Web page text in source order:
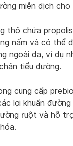
miễn dịch cho
thô chứa
nấm và có thể
ngoài da, ví dụ
tiểu đường.
cung cấp
lợi khuẩn đường
ruột và hỗ